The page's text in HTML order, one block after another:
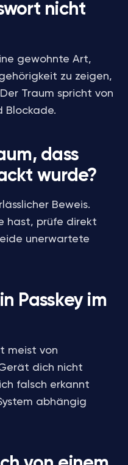
nicht
gewohnte Art,
zu zeigen,
Traum spricht von
Blockade.
dass
wurde?
Beweis.
hast, prüfe direkt
unerwartete
Passkey im
meist von
dich nicht
falsch erkannt
abhängig